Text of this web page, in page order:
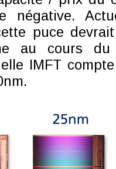
négative.
puce
au cours du
IMFT